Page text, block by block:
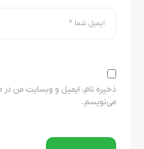
ذخیره نام، ایمیل و وبسایت من در
می‌نویسم.